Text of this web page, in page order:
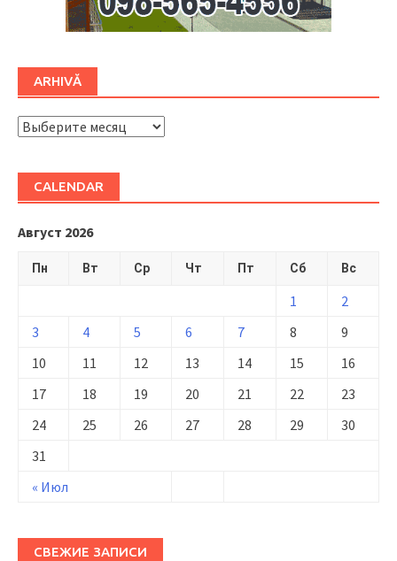
ARHIVĂ
ARHIVĂ
CALENDAR
Август 2026
Пн Вт Ср Чт Пт Сб Вс
« Июл
1
2
3
4 5 6 7 8
9
10
11 12 13 14 15
16
17
18 19 20 21 22
23
24
25 26 27 28 29
30
31
СВЕЖИЕ ЗАПИСИ